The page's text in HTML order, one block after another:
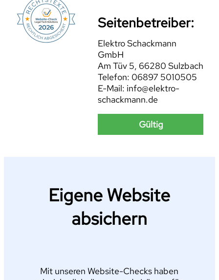
Seitenbetreiber:
Elektro Schackmann
GmbH
Am Tüv 5, 66280 Sulzbach
Telefon: 06897 5010505
E-Mail: info@elektro-
schackmann.de
Gültig
Eigene Website
absichern
Mit unseren Website-Checks haben